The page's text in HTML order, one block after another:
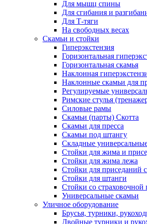
Для мышц спины
Для сгибания и
Для Т-тяги
На свободных весах
Скамьи и стойки
Гиперэкстензия
Горизонтальная
Горизонтальная скамья
Наклонная
Наклонные скамьи для
Регулируемые
Римские стулья
Силовые рамы
Скамьи (парты) Скотта
Скамьи для пресса
Скамьи под штангу
Складные
Стойки для жима и
Стойки для жима лежа
Стойки для приседаний
Стойки для штанги
Стойки со страховочной
Универсальные скамьи
Уличное оборудование
Брусья, турники,
Двойные турники и